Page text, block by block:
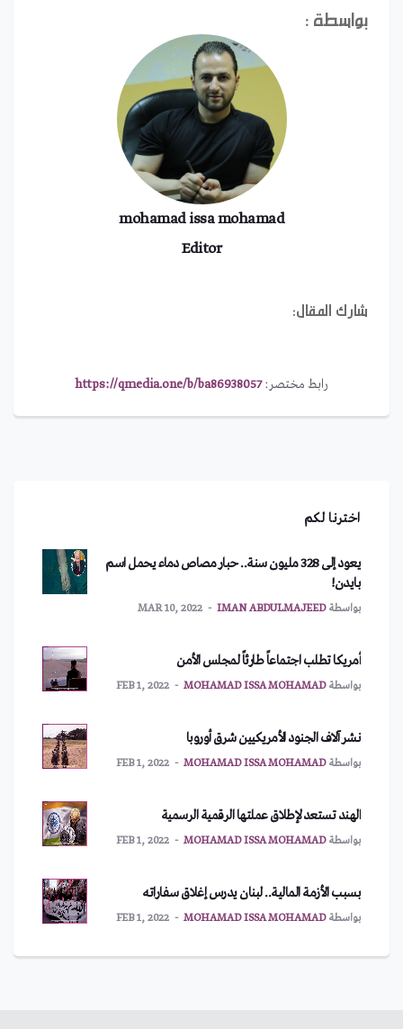
بواسطة :
mohamad issa mohamad
Editor
شارك المقال:
رابط مختصر:https://qmedia.one/b/ba86938057
اخترنا لكم
يعود إلى 328 مليون سنة.. حبار مصاص دماء يحمل اسم
بايدن!
بواسطةIMAN ABDULMAJEED
MAR 10, 2022
أمريكا تطلب اجتماعاً طارئاً لمجلس الأمن
بواسطةMOHAMAD ISSA MOHAMAD
FEB 1, 2022
نشر آلاف الجنود الأمريكيين شرق أوروبا
بواسطةMOHAMAD ISSA MOHAMAD
FEB 1, 2022
الهند تستعد لإطلاق عملتها الرقمية الرسمية
بواسطةMOHAMAD ISSA MOHAMAD
FEB 1, 2022
بسبب الأزمة المالية.. لبنان يدرس إغلاق سفاراته
بواسطةMOHAMAD ISSA MOHAMAD
FEB 1, 2022